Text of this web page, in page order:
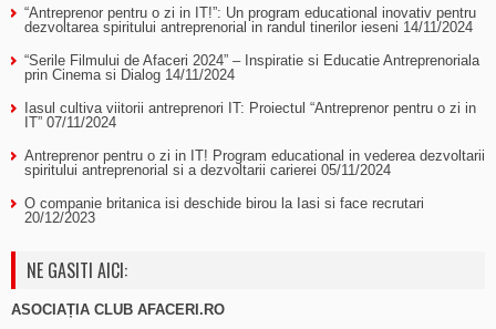
“Antreprenor pentru o zi in IT!”: Un program educational inovativ pentru
dezvoltarea spiritului antreprenorial in randul tinerilor ieseni 14/11/2024
“Serile Filmului de Afaceri 2024” – Inspiratie si Educatie Antreprenoriala
prin Cinema si Dialog 14/11/2024
Iasul cultiva viitorii antreprenori IT: Proiectul “Antreprenor pentru o zi in
IT” 07/11/2024
Antreprenor pentru o zi in IT! Program educational in vederea dezvoltarii
spiritului antreprenorial si a dezvoltarii carierei 05/11/2024
O companie britanica isi deschide birou la Iasi si face recrutari
20/12/2023
NE GASITI AICI:
ASOCIAȚIA CLUB AFACERI.RO